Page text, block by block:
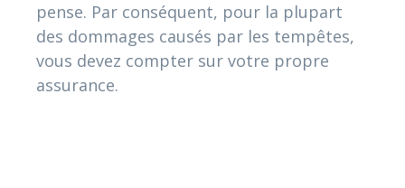
pense. Par conséquent, pour la plupart
des dommages causés par les tempêtes,
vous devez compter sur votre propre
assurance.